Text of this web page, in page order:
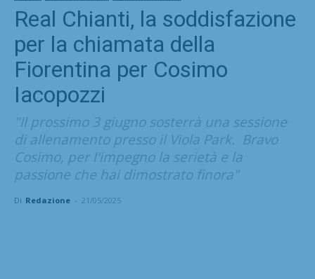
Real Chianti, la soddisfazione
per la chiamata della
Fiorentina per Cosimo
Iacopozzi
"Il prossimo 3 giugno sosterrà una sessione
di allenamento presso il Viola Park. Bravo
Cosimo, per l'impegno la serietà e la
passione che hai dimostrato finora"
Di Redazione - 21/05/2025